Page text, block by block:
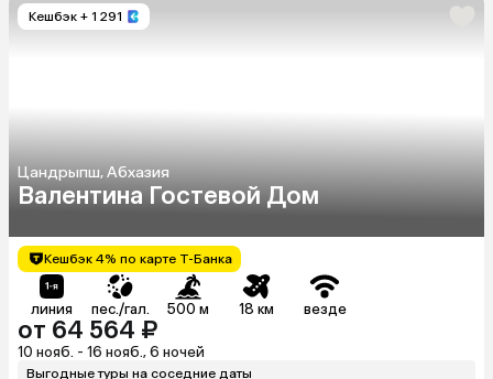
Кешбэк + 1 291
Цандрыпш, Абхазия
Валентина Гостевой Дом
Кешбэк 4% по карте Т-Банка
линия пес./гал. 500 м 18 км везде
от 64 564 ₽
10 нояб. - 16 нояб., 6 ночей
Выгодные туры на соседние даты